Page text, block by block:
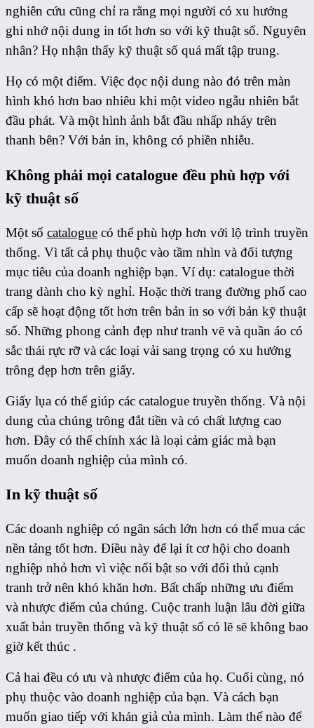
nghiên cứu cũng chỉ ra rằng mọi người có xu hướng
ghi nhớ nội dung in tốt hơn so với kỹ thuật số. Nguyên
nhân? Họ nhận thấy kỹ thuật số quá mất tập trung.
Họ có một điểm. Việc đọc nội dung nào đó trên màn
hình khó hơn bao nhiêu khi một video ngẫu nhiên bắt
đầu phát. Và một hình ảnh bắt đầu nhấp nháy trên
thanh bên? Với bản in, không có phiền nhiễu.
Không phải mọi catalogue đều phù hợp với
kỹ thuật số
Một số catalogue có thể phù hợp hơn với lộ trình truyền
thống. Vì tất cả phụ thuộc vào tầm nhìn và đối tượng
mục tiêu của doanh nghiệp bạn. Ví dụ: catalogue thời
trang dành cho kỳ nghỉ. Hoặc thời trang đường phố cao
cấp sẽ hoạt động tốt hơn trên bản in so với bản kỹ thuật
số. Những phong cảnh đẹp như tranh vẽ và quần áo có
sắc thái rực rỡ và các loại vải sang trọng có xu hướng
trông đẹp hơn trên giấy.
Giấy lụa có thể giúp các catalogue truyền thống. Và nội
dung của chúng trông đắt tiền và có chất lượng cao
hơn. Đây có thể chính xác là loại cảm giác mà bạn
muốn doanh nghiệp của mình có.
In kỹ thuật số
Các doanh nghiệp có ngân sách lớn hơn có thể mua các
nền tảng tốt hơn. Điều này để lại ít cơ hội cho doanh
nghiệp nhỏ hơn vì việc nổi bật so với đối thủ cạnh
tranh trở nên khó khăn hơn. Bất chấp những ưu điểm
và nhược điểm của chúng. Cuộc tranh luận lâu đời giữa
xuất bản truyền thống và kỹ thuật số có lẽ sẽ không bao
giờ kết thúc .
Cả hai đều có ưu và nhược điểm của họ. Cuối cùng, nó
phụ thuộc vào doanh nghiệp của bạn. Và cách bạn
muốn giao tiếp với khán giả của mình. Làm thế nào để